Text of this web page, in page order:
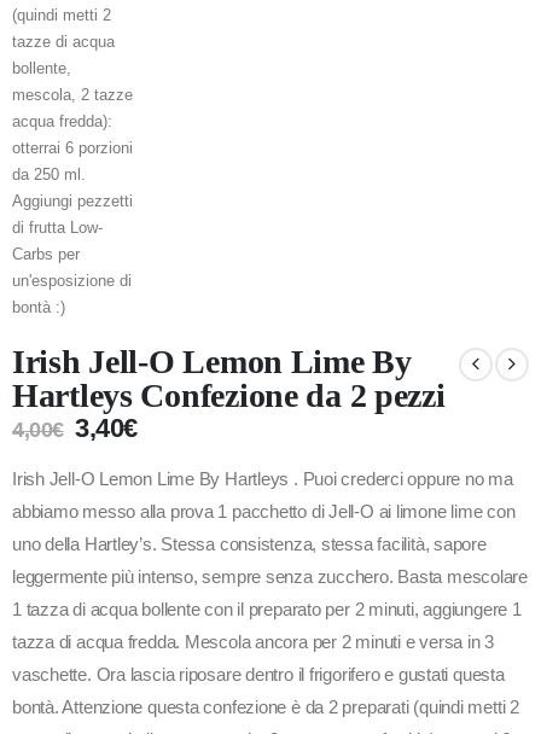
Irish Jell-O Lemon Lime By
Hartleys Confezione da 2 pezzi
4,00€ 3,40€
Irish Jell-O Lemon Lime By Hartleys . Puoi crederci oppure no ma
abbiamo messo alla prova 1 pacchetto di Jell-O ai limone lime con
uno della Hartley’s. Stessa consistenza, stessa facilità, sapore
leggermente più intenso, sempre senza zucchero. Basta mescolare
1 tazza di acqua bollente con il preparato per 2 minuti, aggiungere 1
tazza di acqua fredda. Mescola ancora per 2 minuti e versa in 3
vaschette. Ora lascia riposare dentro il frigorifero e gustati questa
bontà. Attenzione questa confezione è da 2 preparati (quindi metti 2